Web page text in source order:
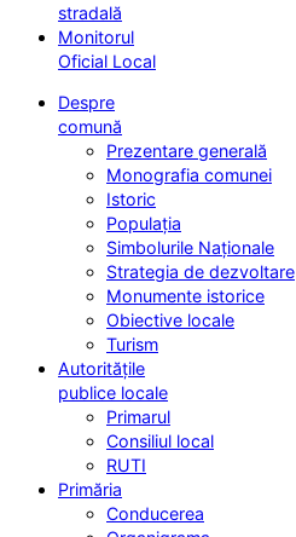
stradală
Monitorul
Oficial Local
Despre
comună
Prezentare generală
Monografia comunei
Istoric
Populația
Simbolurile Naționale
Strategia de dezvoltare
Monumente istorice
Obiective locale
Turism
Autoritățile
publice locale
Primarul
Consiliul local
RUTI
Primăria
Conducerea